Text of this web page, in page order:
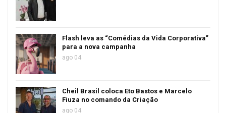
Flash leva as “Comédias da Vida Corporativa”
para a nova campanha
ago 04
Cheil Brasil coloca Eto Bastos e Marcelo
Fiuza no comando da Criação
ago 04